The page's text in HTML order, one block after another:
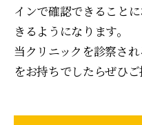
インで確認できること
きるようになります。
当クリニックを診察さ
をお持ちでしたらぜひご